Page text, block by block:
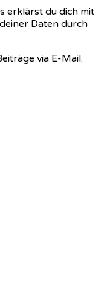
erklärst du dich mit
Daten durch
via E-Mail.